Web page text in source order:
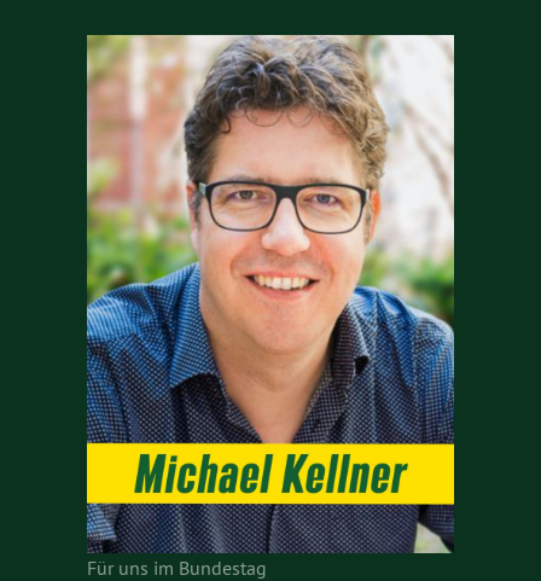
Für uns im Bundestag